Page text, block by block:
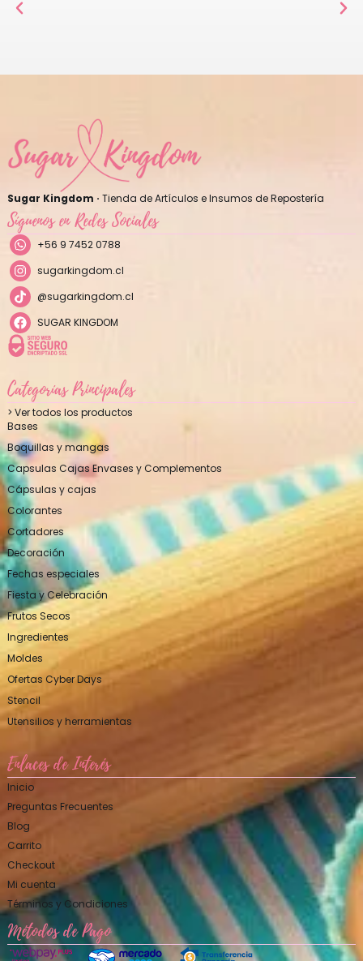
Sugar Kingdom · Tienda de Artículos e Insumos de Repostería
Síguenos en Redes Sociales
+56 9 7452 0788
sugarkingdom.cl
@sugarkingdom.cl
SUGAR KINGDOM
Categorías Principales
> Ver todos los productos
Bases
Boquillas y mangas
Capsulas Cajas Envases y Complementos
Cápsulas y cajas
Colorantes
Cortadores
Decoración
Fechas especiales
Fiesta y Celebración
Frutos Secos
Ingredientes
Moldes
Ofertas Cyber Days
Stencil
Utensilios y herramientas
Enlaces de Interés
Inicio
Preguntas Frecuentes
Blog
Carrito
Checkout
Mi cuenta
Términos y Condiciones
Métodos de Pago